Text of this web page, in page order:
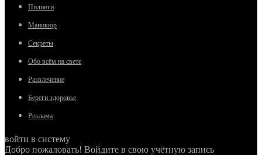
Пилинги
Маникюр
Секреты
Обо всём на свете
Развлечение
Береги здоровье
Реклама
войти в систему
Добро пожаловать! Войдите в свою учётную запись